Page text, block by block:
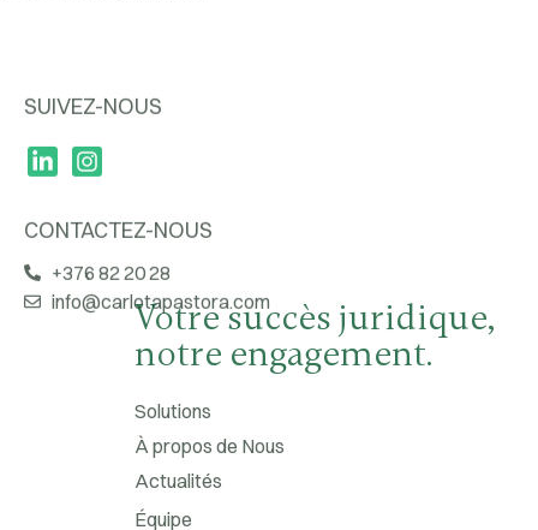
CONTACTEZ-NOUS
+376 82 20 28
Votre succès juridique,
notre engagement.
À propos de Nous